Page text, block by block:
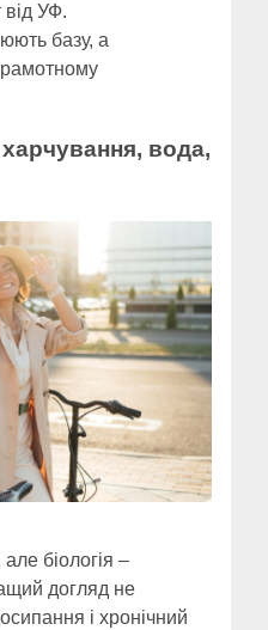
від УФ.
базу, а
вода,
біологія –
догляд не
і хронічний